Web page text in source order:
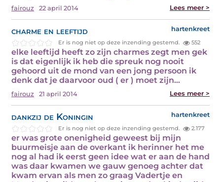
fairouz 22 april 2014 Lees meer >
charme en leeftijd hartenkreet
Er is nog niet op deze inzending gestemd. 552
elke leeftijd heeft zo zijn charmes zegt men gek
is dat eigenlijk ik heb die spreuk nog nooit
gehoord uit de mond van een jong persoon ik
denk dat je daarvoor oud ( er ) moet zijn…
fairouz 21 april 2014 Lees meer >
dankzij de Koningin hartenkreet
Er is nog niet op deze inzending gestemd. 2.177
er was grote onenigheid geweest bij mijn
buurmeisje aan de overkant ik herinner het me
nog al had ik eerst geen idee wat er aan de hand
was daar kwamen we gauw genoeg achter dat
kwam ervan als men zo graag Vadertje en